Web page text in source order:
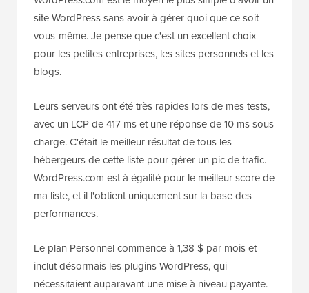
site WordPress sans avoir à gérer quoi que ce soit
vous-même. Je pense que c'est un excellent choix
pour les petites entreprises, les sites personnels et les
blogs.
Leurs serveurs ont été très rapides lors de mes tests,
avec un LCP de 417 ms et une réponse de 10 ms sous
charge. C'était le meilleur résultat de tous les
hébergeurs de cette liste pour gérer un pic de trafic.
WordPress.com est à égalité pour le meilleur score de
ma liste, et il l'obtient uniquement sur la base des
performances.
Le plan Personnel commence à 1,38 $ par mois et
inclut désormais les plugins WordPress, qui
nécessitaient auparavant une mise à niveau payante.